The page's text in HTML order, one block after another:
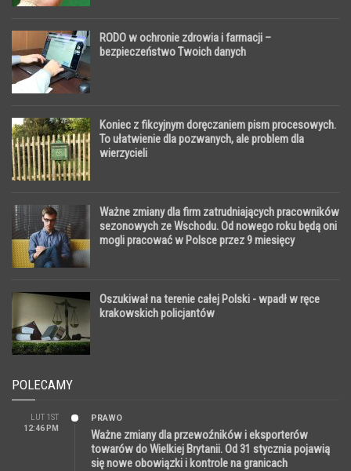
RODO w ochronie zdrowia i farmacji –
bezpieczeństwo Twoich danych
Koniec z fikcyjnym doręczaniem pism procesowych.
To ułatwienie dla pozwanych, ale problem dla
wierzycieli
Ważne zmiany dla firm zatrudniających pracowników
sezonowych ze Wschodu. Od nowego roku będą oni
mogli pracować w Polsce przez 9 miesięcy
Oszukiwał na terenie całej Polski - wpadł w ręce
krakowskich policjantów
POLECAMY
LUT 1ST
12:46 PM
PRAWO
Ważne zmiany dla przewoźników i eksporterów
towarów do Wielkiej Brytanii. Od 31 stycznia pojawią
się nowe obowiązki i kontrole na granicach